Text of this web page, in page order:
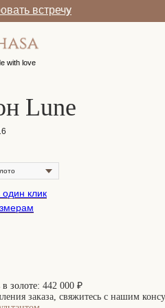
with love
встречу
Lune
один клик
золоте: 442 000 ₽
заказа, свяжитесь с нашим